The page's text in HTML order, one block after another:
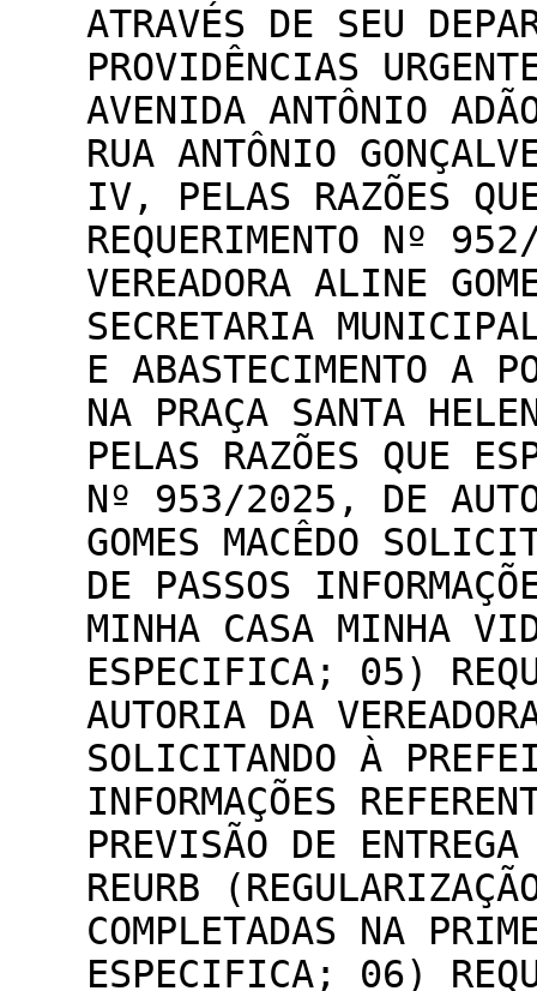
ATRAVÉS DE SEU
PROVIDÊNCIAS
AVENIDA ANTÔNIO
RUA ANTÔNIO
IV, PELAS RAZÕES
REQUERIMENTO Nº
VEREADORA ALINE
SECRETARIA
E ABASTECIMENTO A
NA PRAÇA SANTA
PELAS RAZÕES QUE
Nº 953/2025, DE
GOMES MACÊDO
DE PASSOS
MINHA CASA MINHA
ESPECIFICA; 05)
AUTORIA DA
SOLICITANDO À
INFORMAÇÕES
PREVISÃO DE
REURB
COMPLETADAS NA
ESPECIFICA; 06)